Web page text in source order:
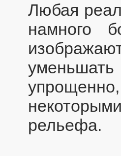
Любая
намного
рельефа.